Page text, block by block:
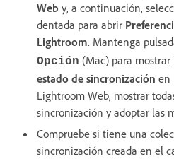
Web y, a continuación,
dentada para abrir
Lightroom. Mantenga
Opción (Mac) para
estado de sincronización en
Lightroom Web, mostrar
sincronización y adoptar las
Compruebe si tiene una
sincronización creada en el